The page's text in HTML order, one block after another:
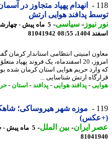
انهدام پهپاد متجاوز در آسمان
پدافند هوایی ارتش
نیوز-سیاسی-
5 ماه
08:55
81041942
امنیتی انتظامی استاندار کرمان گفت:
امروز، 20 اسفندماه، یک فروند پهپاد متعلق
حریم هوایی استان کرمان شده بود،
ارتش شناسایی ...
- پدافند هوایی- پدافند-استان-حریم
موزه شهر هیروساکی؛ شاهکار
ایران- بین الملل-5 ماه پیش - چهارشنبه 20 اسفند 1404، 08:55